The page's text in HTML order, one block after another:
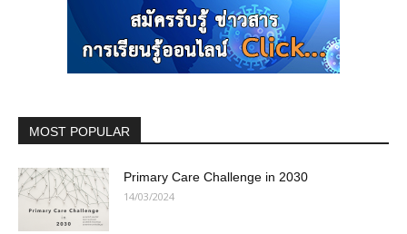
MOST POPULAR
Primary Care Challenge in 2030
14/03/2024